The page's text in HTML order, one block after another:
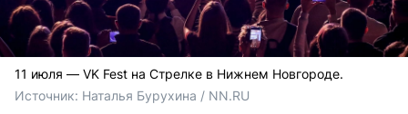
11 июля — VK Fest на Стрелке в Нижнем Новгороде.
Источник: Наталья Бурухина / NN.RU